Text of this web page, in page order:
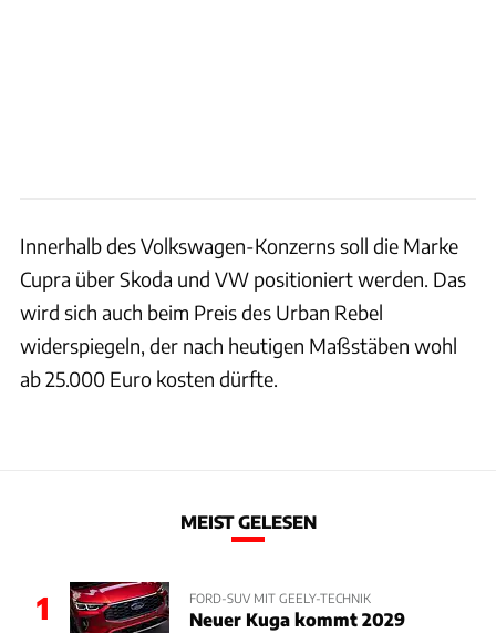
Innerhalb des Volkswagen-Konzerns soll die Marke
Cupra über Skoda und VW positioniert werden. Das
wird sich auch beim Preis des Urban Rebel
widerspiegeln, der nach heutigen Maßstäben wohl
ab 25.000 Euro kosten dürfte.
MEIST GELESEN
1 FORD-SUV MIT GEELY-TECHNIK
Neuer Kuga kommt 2029